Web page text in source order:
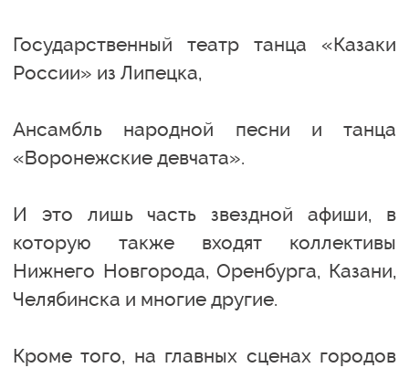
Государственный театр танца «Казаки
России» из Липецка,
Ансамбль народной песни и танца
«Воронежские девчата».
И это лишь часть звездной афиши, в
которую также входят коллективы
Нижнего Новгорода, Оренбурга, Казани,
Челябинска и многие другие.
Кроме того, на главных сценах городов